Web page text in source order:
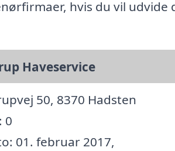
hvis du vil udvide
Haveservice
50, 8370 Hadsten
0
01. februar 2017,